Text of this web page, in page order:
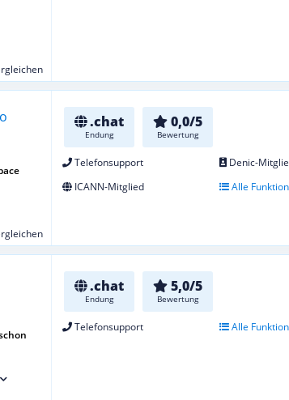
.chat
Endung
0,0/5
Bewertung
Telefonsupport
Denic-
ICANN-Mitglied
Alle
.chat
Endung
5,0/5
Bewertung
Telefonsupport Alle